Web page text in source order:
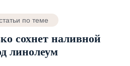
по теме
сохнет наливной
линолеум